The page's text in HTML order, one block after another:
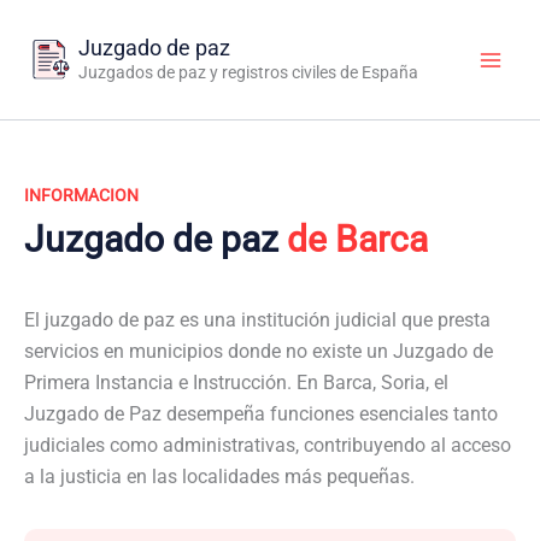
contenido
Juzgado de paz
Juzgados de paz y registros civiles de España
INFORMACION
Juzgado de paz de Barca
El juzgado de paz es una institución judicial que presta
servicios en municipios donde no existe un Juzgado de
Primera Instancia e Instrucción. En Barca, Soria, el
Juzgado de Paz desempeña funciones esenciales tanto
judiciales como administrativas, contribuyendo al acceso
a la justicia en las localidades más pequeñas.